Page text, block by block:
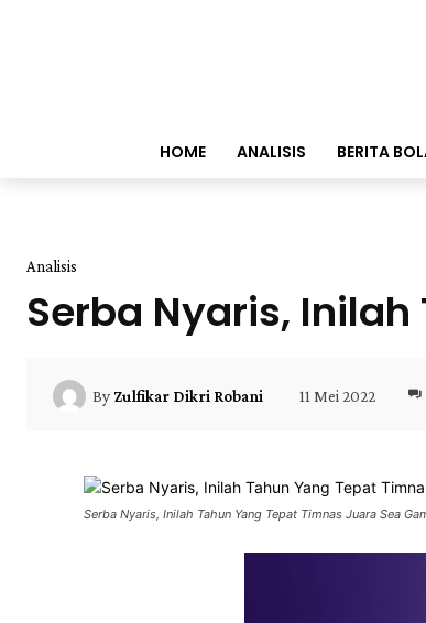
HOME ANALISIS BERITA
Analisis
Serba Nyaris,
By Zulfikar Dikri Robani 11 Mei 2022
Serba Nyaris, Inilah Tahun Yang Tepat Timnas Juara Sea